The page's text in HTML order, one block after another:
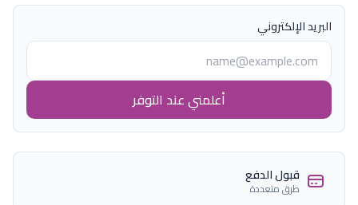
البريد الإلكتروني
أعلمني عند التوفر
قبول الدفع
طرق متعددة